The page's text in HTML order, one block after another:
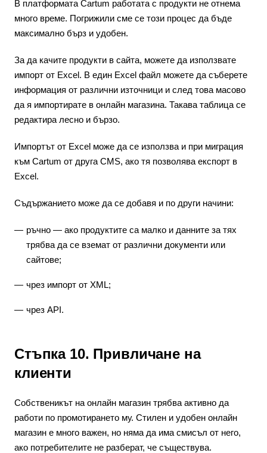
В платформата Cartum работата с продукти не отнема
много време. Погрижили сме се този процес да бъде
максимално бърз и удобен.
За да качите продукти в сайта, можете да използвате
импорт от Excel. В един Excel файл можете да съберете
информация от различни източници и след това масово
да я импортирате в онлайн магазина. Такава таблица се
редактира лесно и бързо.
Импортът от Excel може да се използва и при миграция
към Cartum от друга CMS, ако тя позволява експорт в
Excel.
Съдържанието може да се добавя и по други начини:
ръчно — ако продуктите са малко и данните за тях
трябва да се вземат от различни документи или
сайтове;
чрез импорт от XML;
чрез API.
Стъпка 10. Привличане на
клиенти
Собственикът на онлайн магазин трябва активно да
работи по промотирането му. Стилен и удобен онлайн
магазин е много важен, но няма да има смисъл от него,
ако потребителите не разберат, че съществува.